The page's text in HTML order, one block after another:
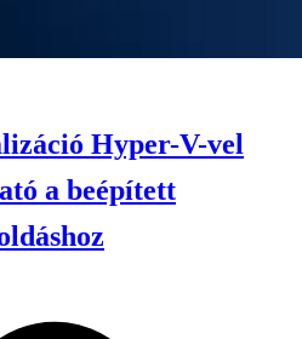
Hyper-V-vel
a beépített